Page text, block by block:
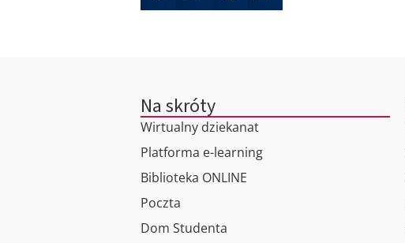
Na skróty
Wirtualny dziekanat
Platforma e-learning
Biblioteka ONLINE
Poczta
Dom Studenta